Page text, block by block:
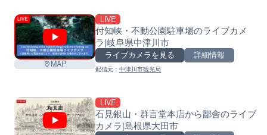
MAP
LIVE
付知峡・不動公園駐車場のライブカメ
ラ|岐阜県中津川市
ライブカメラを見る 詳細情報
配信元： 中津川市観光局
LIVE
石見銀山・群言堂本店から鄙舎のライブ
カメラ|島根県大田市